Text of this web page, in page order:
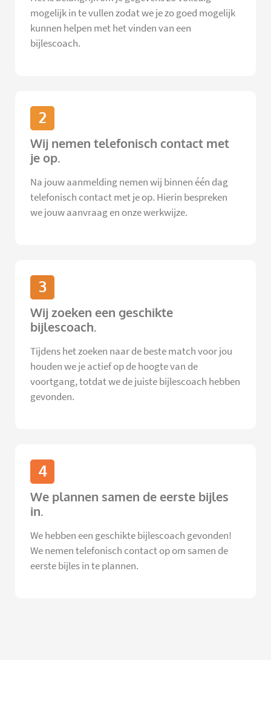
mogelijk in te vullen zodat we je zo goed mogelijk
kunnen helpen met het vinden van een
bijlescoach.
2
Wij nemen telefonisch contact met
je op.
Na jouw aanmelding nemen wij binnen één dag
telefonisch contact met je op. Hierin bespreken
we jouw aanvraag en onze werkwijze.
3
Wij zoeken een geschikte
bijlescoach.
Tijdens het zoeken naar de beste match voor jou
houden we je actief op de hoogte van de
voortgang, totdat we de juiste bijlescoach hebben
gevonden.
4
We plannen samen de eerste bijles
in.
We hebben een geschikte bijlescoach gevonden!
We nemen telefonisch contact op om samen de
eerste bijles in te plannen.